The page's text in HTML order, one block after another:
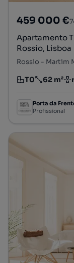
459 000 €
Apartamento
Rossio, Lisboa
Rossio - Martim
Tipologia
T0
Preço por62 m²
Andar
Porta da
Profissional